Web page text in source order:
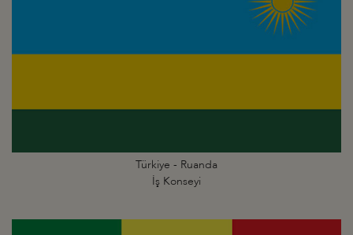
Türkiye - Ruanda
İş Konseyi